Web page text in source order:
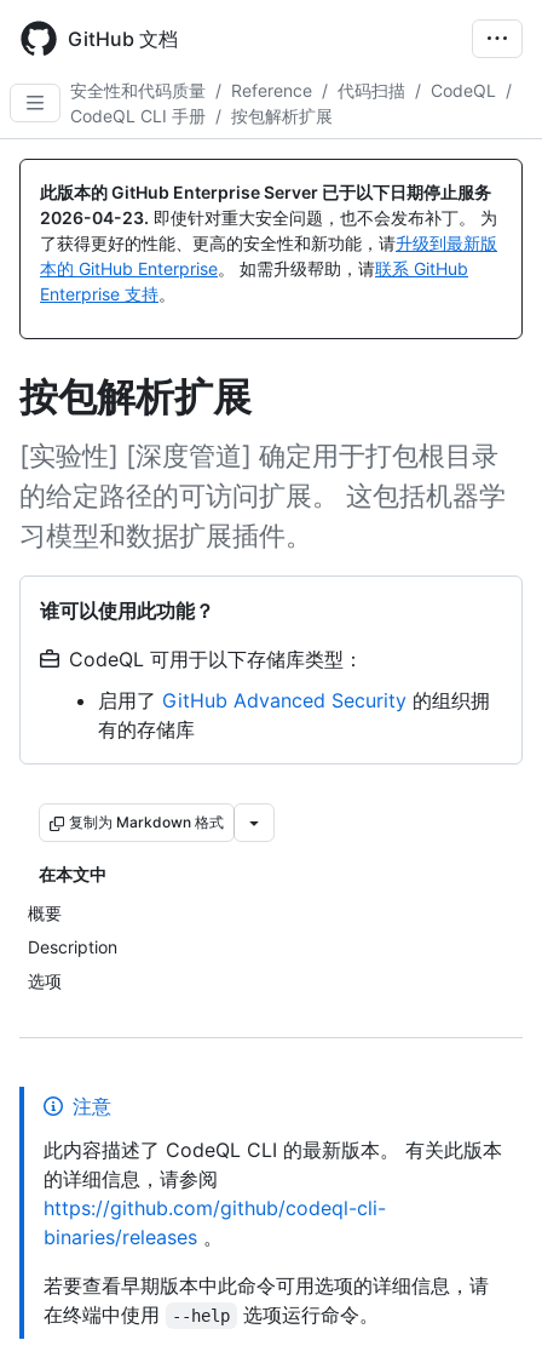
main
content
GitHub 文档
安全性和代码质量 / Reference / 代码扫描 / CodeQL
/
CodeQL CLI 手册 / 按包解析扩展
此版本的 GitHub Enterprise Server 已于以下日期停止服务
2026-04-23. 即使针对重大安全问题，也不会发布补丁。 为
了获得更好的性能、更高的安全性和新功能，请升级到最新版
本的 GitHub Enterprise。 如需升级帮助，请联系 GitHub
Enterprise 支持。
按包解析扩展
[实验性] [深度管道] 确定用于打包根目录
的给定路径的可访问扩展。 这包括机器学
习模型和数据扩展插件。
谁可以使用此功能？
CodeQL 可用于以下存储库类型：
启用了 GitHub Advanced Security 的组织拥
有的存储库
复制为 Markdown 格式
在本文中
概要
Description
选项
注意
此内容描述了 CodeQL CLI 的最新版本。 有关此版本
的详细信息，请参阅
https://github.com/github/codeql-cli-
binaries/releases 。
若要查看早期版本中此命令可用选项的详细信息，请
在终端中使用
--help 选项运行命令。